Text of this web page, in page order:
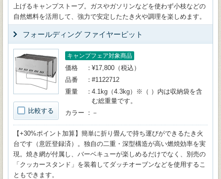
上げるキャンプストーブ。ガスやガソリンなどを使わず小枝などの
自然燃料を活用して、強力で安定したたき火や調理を楽しめます。
フォールディング ファイヤーピット
比較する
キャンプフェア対象商品
価格
¥17,800（税込）
品番
#1122712
重量
4.1kg（4.3kg）※（ ）内は収納袋を含
む総重量です。
カラー
－
【+30%ポイント加算】簡単に折り畳んで持ち運びができるたき火
台です（意匠登録済）。独自の二重・深型構造が高い燃焼効率を実
現。焼き網が付属し、バーベキューが楽しめるだけでなく、別売の
「クッカースタンド」を装着してダッチオーブンなどを使用するこ
ともできます。